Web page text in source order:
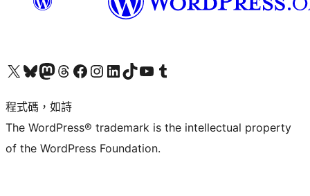
查看我們的 X (之前的 Twitter) 帳號造訪我們的 Bluesky 帳號造訪我們的 Mastodon 帳號造訪我們的 Threads 帳號 造訪我們的 Facebook 粉絲專頁Visit our Instagram account
Visit our LinkedIn account
造訪我們的 TikTok 帳號Visit our YouTube channel
造訪我們的 Tumblr 帳號
程式碼，如詩
The WordPress® trademark is the intellectual property
of the WordPress Foundation.